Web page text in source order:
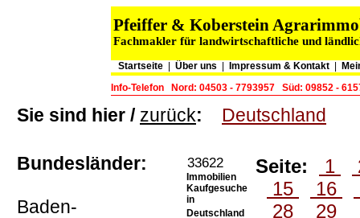
Pfeiffer & Koberstein
Fachmakler für landwirtschaftliche und
Startseite Über uns Impressum & Kontakt
Info-Telefon
Nord: 04503 - 7793957 Süd: 09852 -
Sie sind hier / zurück: Deutschland
Bundesländer:
Baden-
33622
Immobilien
Kaufgesuche
in
Deutschland
Seite: 1
15
16
28
29